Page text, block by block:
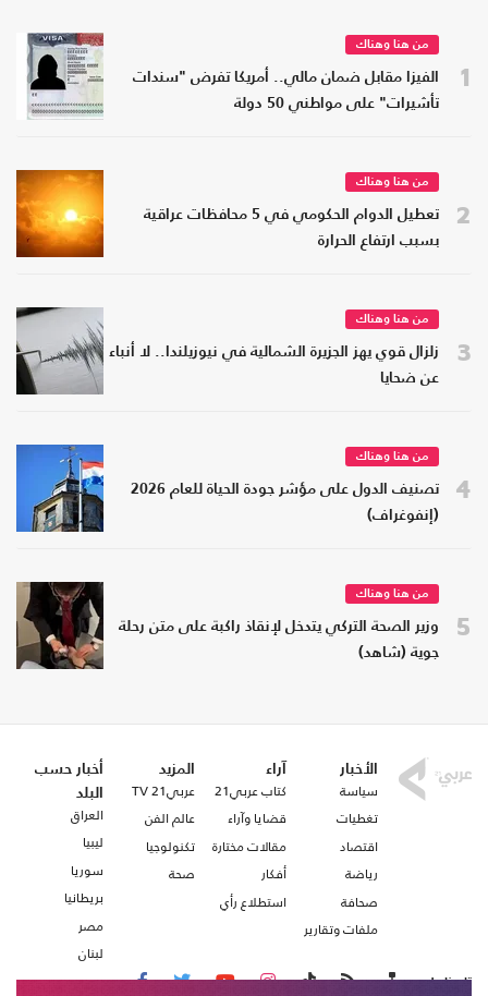
1
من هنا وهناك
الفيزا مقابل ضمان مالي.. أمريكا تفرض "سندات
تأشيرات" على مواطني 50 دولة
2
من هنا وهناك
تعطيل الدوام الحكومي في 5 محافظات عراقية
بسبب ارتفاع الحرارة
3
من هنا وهناك
زلزال قوي يهز الجزيرة الشمالية في نيوزيلندا.. لا أنباء
عن ضحايا
4
من هنا وهناك
تصنيف الدول على مؤشر جودة الحياة للعام 2026
(إنفوغراف)
5
من هنا وهناك
وزير الصحة التركي يتدخل لإنقاذ راكبة على متن رحلة
جوية (شاهد)
الأخبار
سياسة
تغطيات
اقتصاد
رياضة
صحافة
ملفات وتقارير
آراء
كتاب عربي21
قضايا وآراء
مقالات مختارة
أفكار
استطلاع رأي
المزيد
عربي21 TV
عالم الفن
تكنولوجيا
صحة
أخبار حسب
البلد
العراق
ليبيا
سوريا
بريطانيا
مصر
لبنان
تابعنا على